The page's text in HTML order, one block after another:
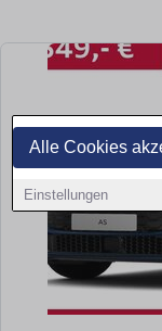
Alle Cookies
Einstellungen